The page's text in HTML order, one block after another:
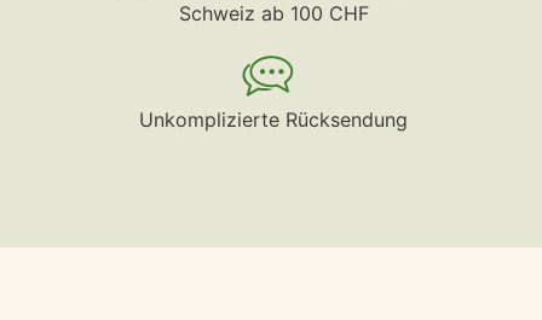
Schweiz ab 100 CHF
Unkomplizierte Rücksendung